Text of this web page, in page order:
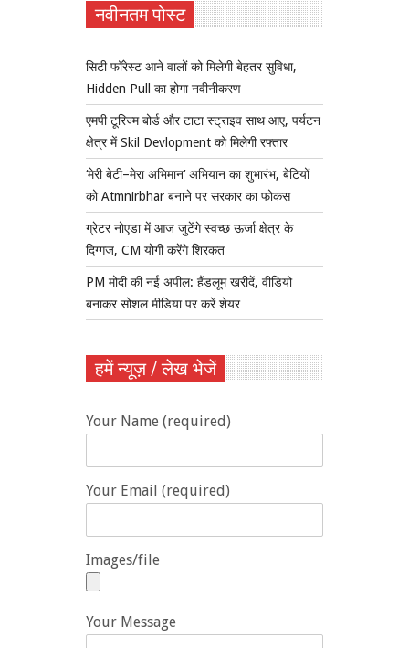
नवीनतम पोस्ट
सिटी फॉरेस्ट आने वालों को मिलेगी बेहतर सुविधा,
Hidden Pull का होगा नवीनीकरण
एमपी टूरिज्म बोर्ड और टाटा स्ट्राइव साथ आए, पर्यटन
क्षेत्र में Skil Devlopment को मिलेगी रफ्तार
‘मेरी बेटी–मेरा अभिमान’ अभियान का शुभारंभ, बेटियों
को Atmnirbhar बनाने पर सरकार का फोकस
ग्रेटर नोएडा में आज जुटेंगे स्वच्छ ऊर्जा क्षेत्र के
दिग्गज, CM योगी करेंगे शिरकत
PM मोदी की नई अपील: हैंडलूम खरीदें, वीडियो
बनाकर सोशल मीडिया पर करें शेयर
हमें न्यूज़ / लेख भेजें
Your Name (required)
Your Email (required)
Images/file
Your Message